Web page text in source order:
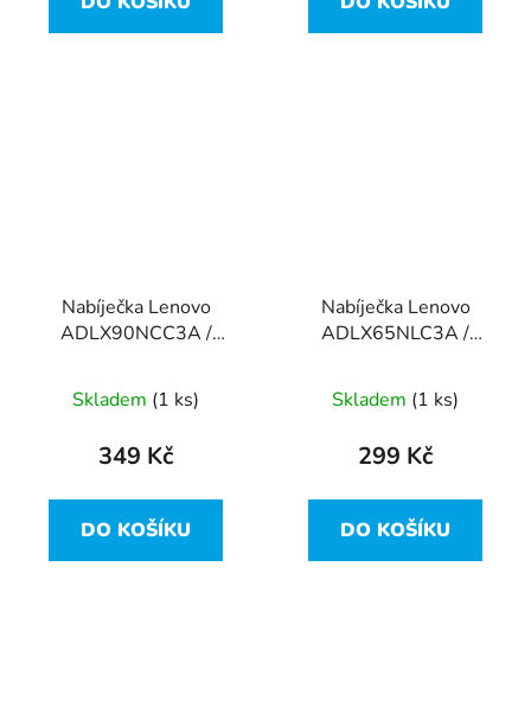
Nabíječka Lenovo
ADLX90NCC3A /
hranatý konektor
Skladem (1 ks)
349 Kč
DO KOŠÍKU
Nabíječka Lenovo
ADLX65NLC3A /
hranatý konektor
Skladem (1 ks)
299 Kč
DO KOŠÍKU